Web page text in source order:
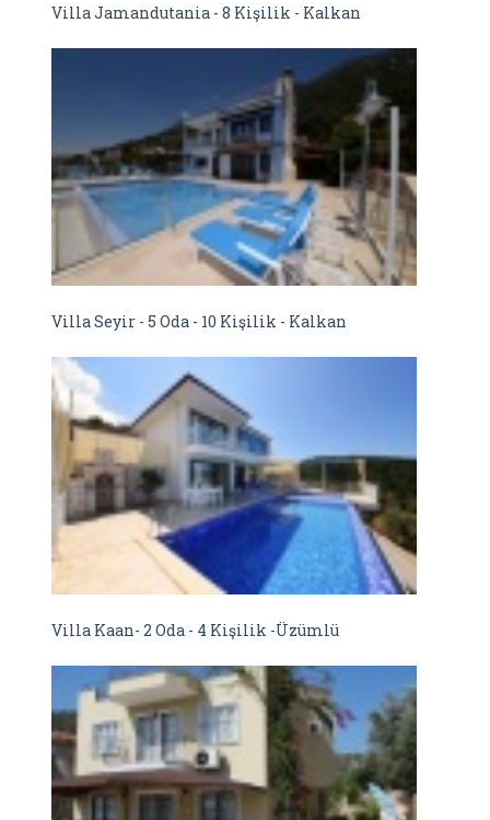
Villa Jamandutania - 8 Kişilik - Kalkan
Villa Seyir - 5 Oda - 10 Kişilik - Kalkan
Villa Kaan- 2 Oda - 4 Kişilik -Üzümlü